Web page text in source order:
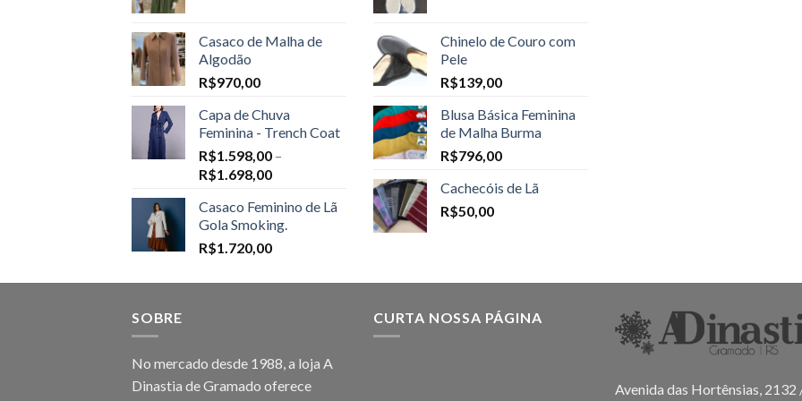
Casaco de Malha de
Algodão
R$970,00
Capa de Chuva
Feminina - Trench Coat
R$1.598,00 –
R$1.698,00Price
R$1.598,00
through
R$1.698,00
Casaco Feminino de Lã
Gola Smoking.
R$1.720,00
Chinelo de Couro com
Pele
R$139,00
Blusa Básica Feminina
de Malha Burma
R$796,00
Cachecóis de Lã
R$50,00
SOBRE
No mercado desde 1988, a loja A
Dinastia de Gramado oferece
CURTA NOSSA PÁGINA
Avenida das Hortênsias, 2132